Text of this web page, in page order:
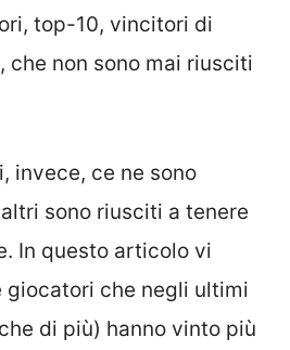
top-10, vincitori di
non sono mai riusciti
invece, ce ne sono
sono riusciti a tenere
In questo articolo vi
giocatori che negli ultimi
di più) hanno vinto più